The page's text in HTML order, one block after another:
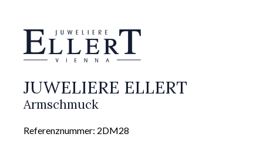
JUWELIERE ELLERT
Armschmuck
Referenznummer: 2DM28